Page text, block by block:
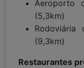
Aeroporto
(5,3km)
(9,3km)
Restaurantes